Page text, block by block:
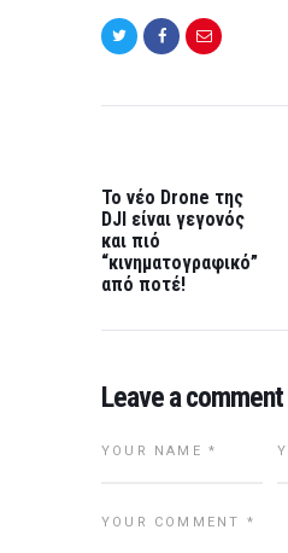
POST:
To νέο Drone της
DJI είναι γεγονός
και πιό
“κινηματογραφικό”
από ποτέ!
Leave a comment